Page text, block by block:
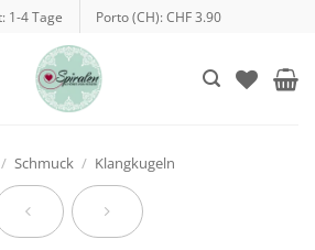
1-4 Tage Porto (CH): CHF 3.90
/ Schmuck / Klangkugeln